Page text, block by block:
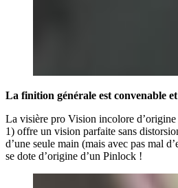
La finition générale est convenable
La visière pro Vision incolore d’origine
1) offre un vision parfaite sans
d’une seule main (mais avec pas mal
se dote d’origine d’un Pinlock !